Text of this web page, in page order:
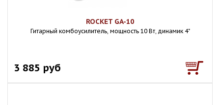
ROCKET GA-10
Гитарный комбоусилитель, мощность 10 Вт, динамик 4"
3 885 руб